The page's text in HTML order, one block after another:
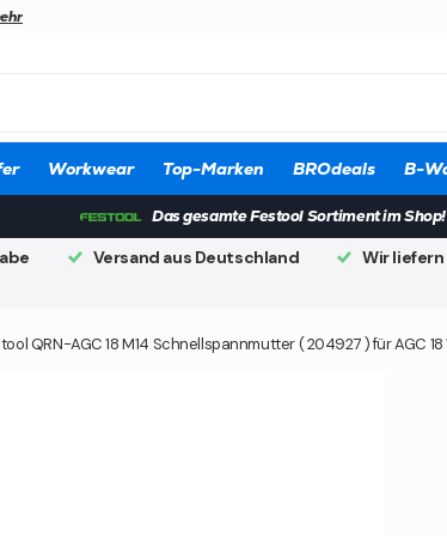
Workwear Top-Marken BROdeals B-
Das gesamte Festool Sortiment im Shop!
Versand aus Deutschland Wir
QRN-AGC 18 M14 Schnellspannmutter ( 204927 ) für AGC